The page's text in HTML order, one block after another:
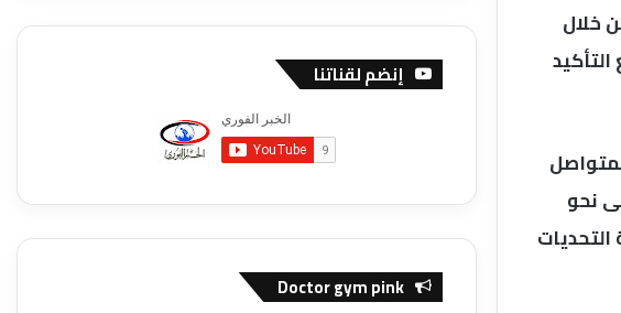
خلال
نحو
إنضم لقناتنا
Doctor gym pink